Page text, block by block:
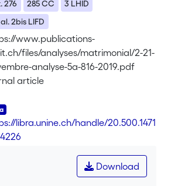
276
285 CC
3 LHID
2bis LIFD
www.publications-
files/analyses/matrimonial/2-21-
analyse-5a-816-2019.pdf
article
libra.unine.ch/handle/20.500.1471
Download